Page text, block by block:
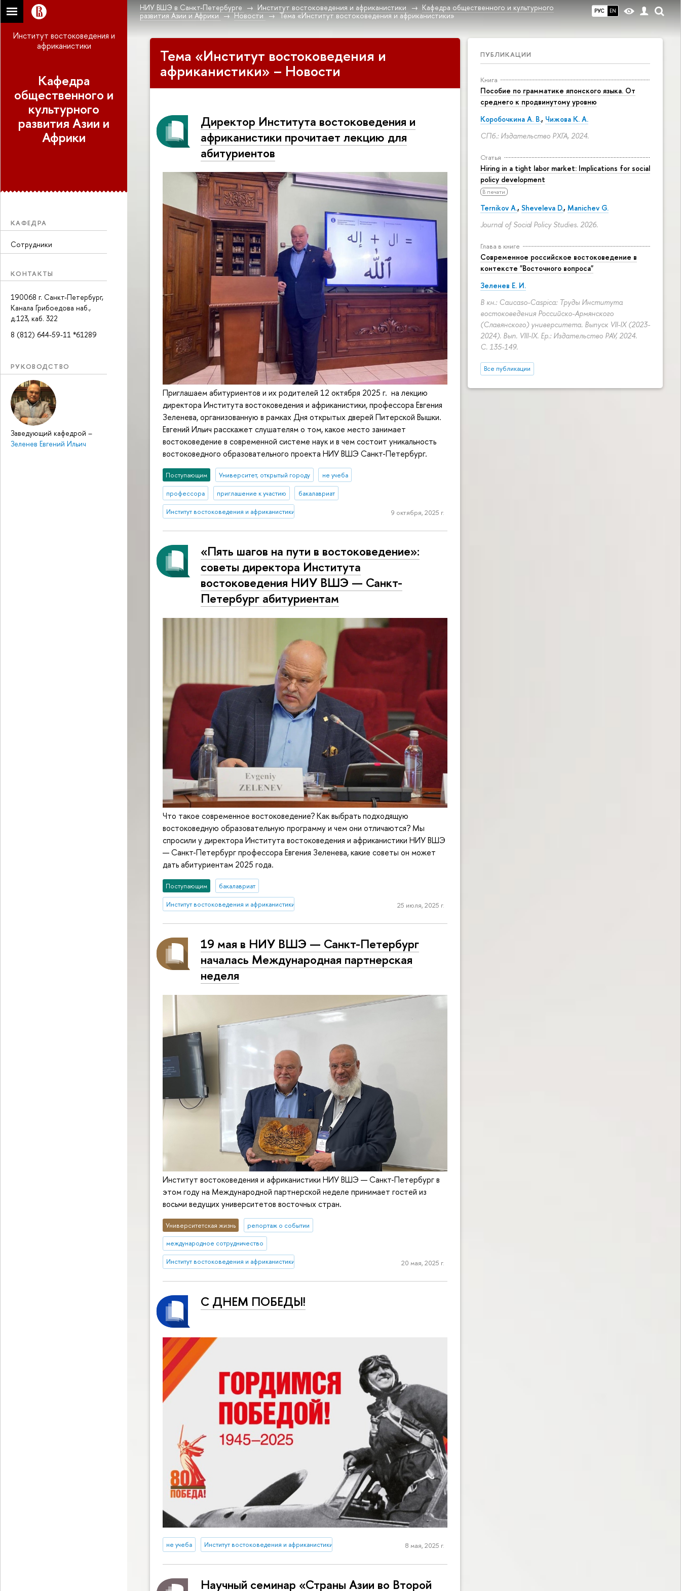
РУС EN
НИУ ВШЭ в Санкт-Петербурге Институт востоковедения и африканистики
Кафедра общественного и культурного
развития Азии и Африки
Новости Тема «Институт востоковедения и африканистики»
Институт востоковедения и
африканистики
Кафедра
общественного и
культурного
развития Азии и
Африки
КАФЕДРА
Сотрудники
КОНТАКТЫ
190068 г. Санкт-Петербург,
Канала Грибоедова наб.,
д.123, каб. 322
8 (812) 644-59-11 *61289
РУКОВОДСТВО
Заведующий кафедрой –
Зеленев Евгений Ильич
ПУБЛИКАЦИИ
Книга
Пособие по грамматике японского языка. От
среднего к продвинутому уровню
Коробочкина А. В., Чижова К. А.
СПб.: Издательство РХГА, 2024.
Статья
Hiring in a tight labor market: Implications for social
policy development
В печати
Ternikov A., Sheveleva D., Manichev G.
Journal of Social Policy Studies. 2026.
Глава в книге
Современное российское востоковедение в
контексте "Восточного вопроса"
Зеленев Е. И.
В кн.: Caucaso-Caspica: Труды Института
востоковедения Российско-Армянского
(Славянского) университета. Выпуск VII-IX (2023-
2024). Вып. VIII-IX. Ер.: Издательство РАУ, 2024.
С. 135-149.
Все публикации
Тема «Институт востоковедения и
африканистики» – Новости
Директор Института востоковедения и
африканистики прочитает лекцию для
абитуриентов
Приглашаем абитуриентов и их родителей 12 октября 2025 г. на лекцию
директора Института востоковедения и африканистики, профессора Евгения
Зеленева, организованную в рамках Дня открытых дверей Питерской Вышки.
Евгений Ильич расскажет слушателям о том, какое место занимает
востоковедение в современной системе наук и в чем состоит уникальность
востоковедного образовательного проекта НИУ ВШЭ Санкт-Петербург.
Поступающим Университет, открытый городу не учеба
профессора приглашение к участию бакалавриат
Институт востоковедения и африканистики 9 октября, 2025 г.
«Пять шагов на пути в востоковедение»:
советы директора Института
востоковедения НИУ ВШЭ — Санкт-
Петербург абитуриентам
Что такое современное востоковедение? Как выбрать подходящую
востоковедную образовательную программу и чем они отличаются? Мы
спросили у директора Института востоковедения и африканистики НИУ ВШЭ
— Санкт-Петербург профессора Евгения Зеленева, какие советы он может
дать абитуриентам 2025 года.
Поступающим бакалавриат
Институт востоковедения и африканистики 25 июля, 2025 г.
19 мая в НИУ ВШЭ — Санкт-Петербург
началась Международная партнерская
неделя
Институт востоковедения и африканистики НИУ ВШЭ — Санкт-Петербург в
этом году на Международной партнерской неделе принимает гостей из
восьми ведущих университетов восточных стран.
Университетская жизнь репортаж о событии
международное сотрудничество
Институт востоковедения и африканистики 20 мая, 2025 г.
С ДНЕМ ПОБЕДЫ!
не учеба Институт востоковедения и африканистики 8 мая, 2025 г.
Научный семинар «Страны Азии во Второй